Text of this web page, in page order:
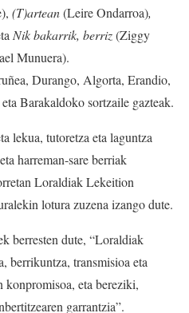
(T)artean(Leire Ondarroa),
Nik bakarrik, berriz(Ziggy
Munuera).
Durango, Algorta, Erandio,
Barakaldoko sortzaile gazteak.
lekua, tutoretza eta laguntza
harreman-sare berriak
Loraldiak Lekeition
lotura zuzena izango dute.
berresten dute, “Loraldiak
berrikuntza, transmisioa eta
konpromisoa, eta bereziki,
garrantzia”.